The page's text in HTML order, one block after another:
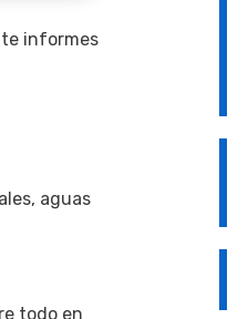
informes
aguas
todo en